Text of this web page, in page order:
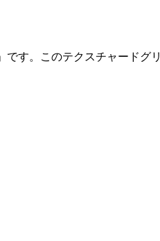
です。このテクスチャードグ